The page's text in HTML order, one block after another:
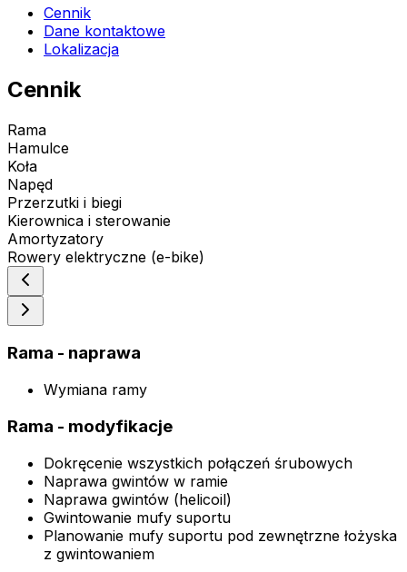
Cennik
Dane kontaktowe
Lokalizacja
Cennik
Rama
Hamulce
Koła
Napęd
Przerzutki i biegi
Kierownica i sterowanie
Amortyzatory
Rowery elektryczne (e-bike)
Rama - naprawa
Wymiana ramy
Rama - modyfikacje
Dokręcenie wszystkich połączeń śrubowych
Naprawa gwintów w ramie
Naprawa gwintów (helicoil)
Gwintowanie mufy suportu
Planowanie mufy suportu pod zewnętrzne łożyska
z gwintowaniem